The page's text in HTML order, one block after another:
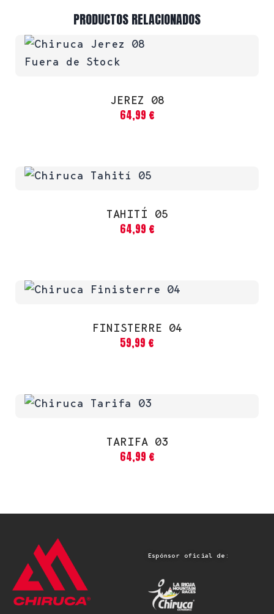
PRODUCTOS RELACIONADOS
Fuera de Stock
JEREZ 08
64,99 €
TAHITÍ 05
64,99 €
FINISTERRE 04
59,99 €
TARIFA 03
64,99 €
Espónsor oficial de: